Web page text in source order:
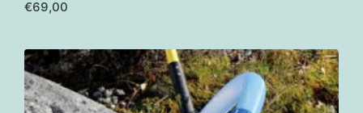
€69,00